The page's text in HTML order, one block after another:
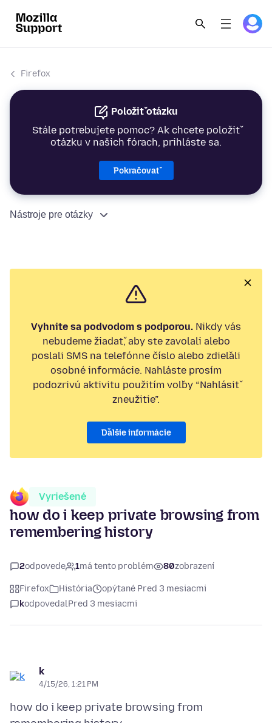
Firefox
Položiť otázku
Stále potrebujete pomoc? Ak chcete položiť
otázku v našich fórach, prihláste sa.
Pokračovať
Nástroje pre otázky
Vyhnite sa podvodom s podporou. Nikdy vás
nebudeme žiadať, aby ste zavolali alebo
poslali SMS na telefónne číslo alebo zdieľali
osobné informácie. Nahláste prosím
podozrivú aktivitu použitím voľby “Nahlásiť
zneužitie”.
Ďalšie informácie
Vyriešené
how do i keep private browsing from
remembering history
2odpovede 1má tento problém 80zobrazení
Firefox História
opýtané Pred 3 mesiacmi
kodpovedalPred 3 mesiacmi
k
4/15/26, 1:21 PM
how do i keep private browsing from